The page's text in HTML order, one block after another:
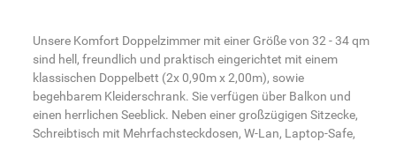
Unsere Komfort Doppelzimmer mit einer Größe von 32 - 34 qm
sind hell, freundlich und praktisch eingerichtet mit einem
klassischen Doppelbett (2x 0,90m x 2,00m), sowie
begehbarem Kleiderschrank. Sie verfügen über Balkon und
einen herrlichen Seeblick. Neben einer großzügigen Sitzecke,
Schreibtisch mit Mehrfachsteckdosen, W-Lan, Laptop-Safe,